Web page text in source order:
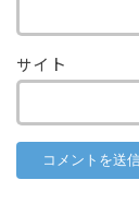
サイト